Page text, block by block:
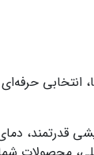
سرما،
قدرتمند،